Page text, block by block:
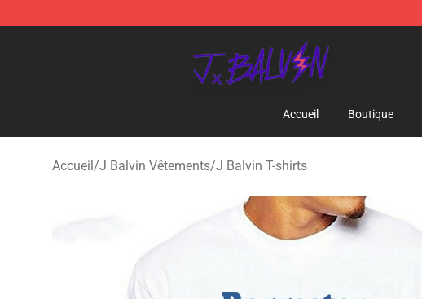
J Balvin Store - Official J Balvin Merchandise Shop
Accueil Boutique
Accueil/J Balvin Vêtements/J Balvin T-shirts